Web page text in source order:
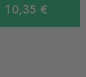
10,35 €